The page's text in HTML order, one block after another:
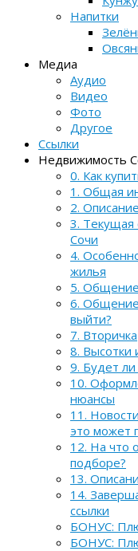
Напитки
Медиа
Аудио
Видео
Фото
Другое
Ссылки
Недвижимость
0. Как
1. Общая
2.
3. Текущая
Сочи
4.
жилья
5.
6. Общение
выйти?
7. Вторичка
8. Высотки
9. Будет
10.
нюансы
11.
это может
12. На что
подборе?
13.
14.
ссылки
БОНУС:
БОНУС: